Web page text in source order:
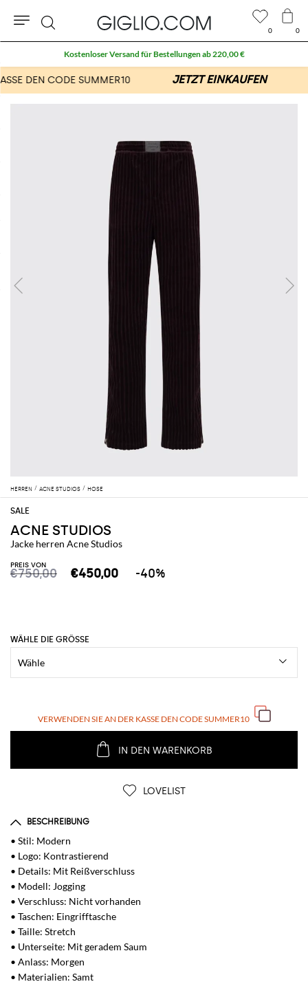
HERREN ACNE STUDIOS HOSE
ACNE STUDIOS
Jacke herren Acne Studios
PREIS VON
€750,00 €450,00 -40%
WÄHLE DIE GRÖSSE
VERWENDEN SIE AN DER KASSE DEN CODESUMMER10
IN DEN WARENKORB
LOVELIST
BESCHREIBUNG
• Stil: Modern
• Logo: Kontrastierend
• Details: Mit Reißverschluss
• Modell: Jogging
• Verschluss: Nicht vorhanden
• Taschen: Eingrifftasche
• Taille: Stretch
• Unterseite: Mit geradem Saum
• Anlass: Morgen
• Materialien: Samt
0 0
Suche
Kostenloser Versand für Bestellungen ab 220,00 €